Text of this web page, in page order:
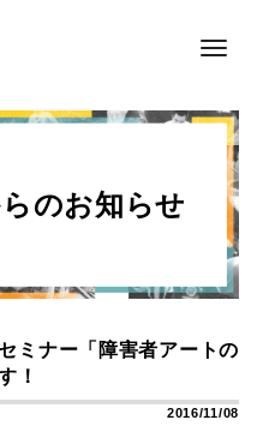
Toggle
のお知らせ
ミナー「障害者アートの
！
2016/11/08